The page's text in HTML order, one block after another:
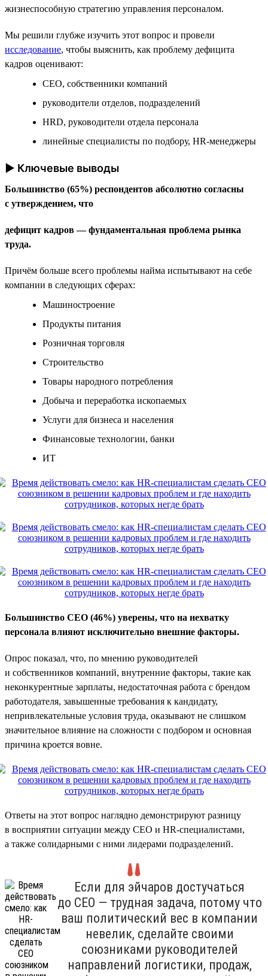
жизнеспособную стратегию управления персоналом.
Мы решили глубже изучить этот вопрос и провели
исследование, чтобы выяснить, как проблему дефицита
кадров оценивают:
CEO, собственники компаний
руководители отделов, подразделений
HRD, руководители отдела персонала
линейные специалисты по подбору, HR-менеджеры
► Ключевые выводы
Большинство (65%) респондентов абсолютно согласны
с утверждением, что
дефицит кадров — фундаментальная проблема рынка
труда.
Причём больше всего проблемы найма испытывают на себе
компании в следующих сферах:
Машиностроение
Продукты питания
Розничная торговля
Строительство
Товары народного потребления
Добыча и переработка ископаемых
Услуги для бизнеса и населения
Финансовые технологии, банки
ИТ
Большинство CEO (46%) уверены, что на нехватку
персонала влияют исключительно внешние факторы.
Опрос показал, что, по мнению руководителей
и собственников компаний, внутренние факторы, такие как
неконкурентные зарплаты, недостаточная работа с брендом
работодателя, завышенные требования к кандидату,
непривлекательные условия труда, оказывают не слишком
значительное влияние на сложности с подбором и основная
причина кроется вовне.
Ответы на этот вопрос наглядно демонстрируют разницу
в восприятии ситуации между CEO и HR-специалистами,
а также солидарными с ними лидерами подразделений.
Если для эйчаров достучаться
до CEO — трудная задача, потому что
ваш политический вес в компании
невелик, сделайте своими
союзниками руководителей
направлений логистики, продаж,